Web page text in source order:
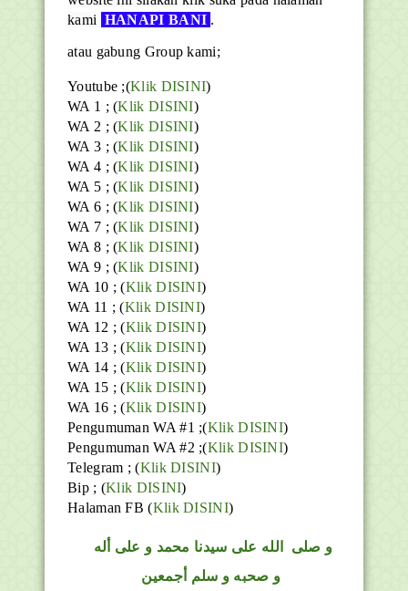
kami HANAPI BANI .
atau gabung Group kami;
Youtube ;(Klik DISINI)
WA 1 ; (Klik DISINI)
WA 2 ; (Klik DISINI)
WA 3 ; (Klik DISINI)
WA 4 ; (Klik DISINI)
WA 5 ; (Klik DISINI)
WA 6 ; (Klik DISINI)
WA 7 ; (Klik DISINI)
WA 8 ; (Klik DISINI)
WA 9 ; (Klik DISINI)
WA 10 ; (Klik DISINI)
WA 11 ; (Klik DISINI)
WA 12 ; (Klik DISINI)
WA 13 ; (Klik DISINI)
WA 14 ; (Klik DISINI)
WA 15 ; (Klik DISINI)
WA 16 ; (Klik DISINI)
Pengumuman WA #1 ;(Klik DISINI)
Pengumuman WA #2 ;(Klik DISINI)
Telegram ;(Klik DISINI)
Bip ; (Klik DISINI)
Halaman FB(Klik DISINI)
و صلى الله على سيدنا محمد و على أله
و صحبه و سلم أجمعين